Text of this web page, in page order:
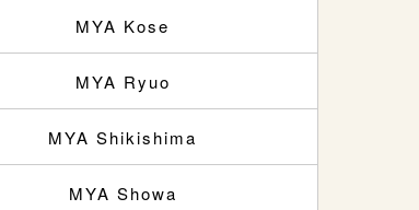
MYA Kose
MYA Ryuo
MYA Shikishima
MYA Showa